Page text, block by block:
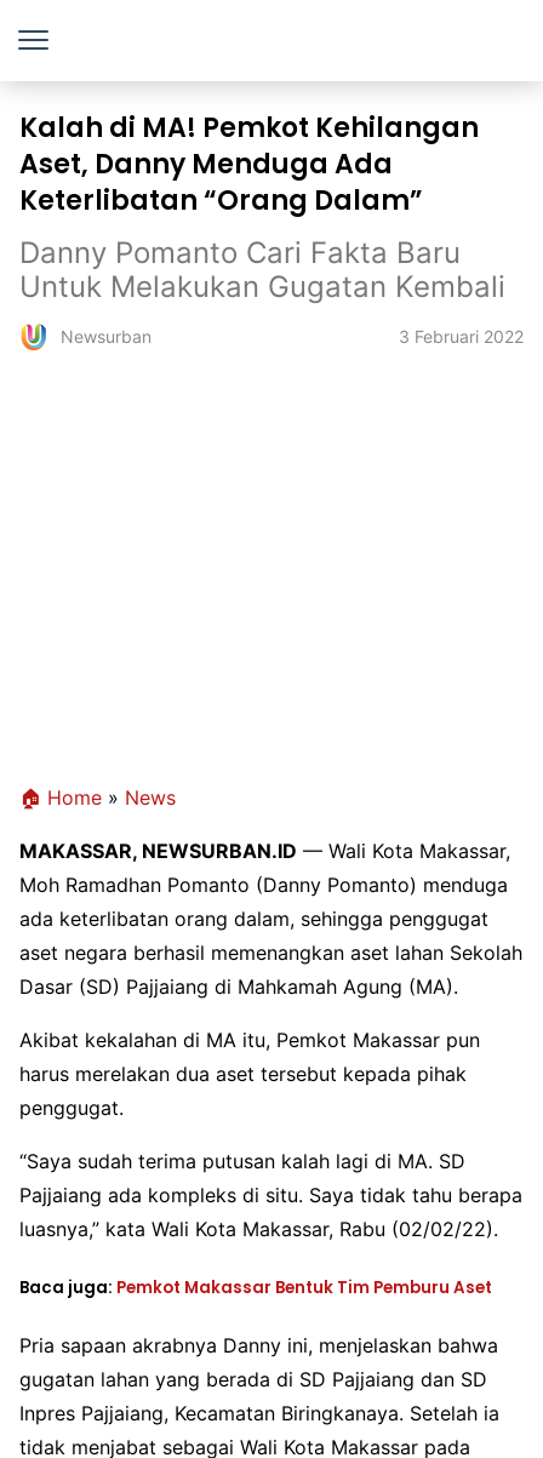
Kalah di MA! Pemkot Kehilangan
Aset, Danny Menduga Ada
Keterlibatan “Orang Dalam”
Danny Pomanto Cari Fakta Baru
Untuk Melakukan Gugatan Kembali
Newsurban 3 Februari 2022
🏠 Home » News
MAKASSAR, NEWSURBAN.ID — Wali Kota Makassar,
Moh Ramadhan Pomanto (Danny Pomanto) menduga
ada keterlibatan orang dalam, sehingga penggugat
aset negara berhasil memenangkan aset lahan Sekolah
Dasar (SD) Pajjaiang di Mahkamah Agung (MA).
Akibat kekalahan di MA itu, Pemkot Makassar pun
harus merelakan dua aset tersebut kepada pihak
penggugat.
“Saya sudah terima putusan kalah lagi di MA. SD
Pajjaiang ada kompleks di situ. Saya tidak tahu berapa
luasnya,” kata Wali Kota Makassar, Rabu (02/02/22).
Baca juga: Pemkot Makassar Bentuk Tim Pemburu Aset
Pria sapaan akrabnya Danny ini, menjelaskan bahwa
gugatan lahan yang berada di SD Pajjaiang dan SD
Inpres Pajjaiang, Kecamatan Biringkanaya. Setelah ia
tidak menjabat sebagai Wali Kota Makassar pada